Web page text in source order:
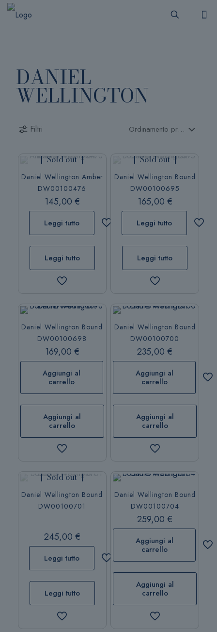
DANIEL
WELLINGTON
Filtri
Sold out
Daniel Wellington Amber
DW00100476
145,00 €
Leggi tutto
Leggi tutto
Sold out
Daniel Wellington Bound
DW00100695
165,00 €
Leggi tutto
Leggi tutto
Daniel Wellington Bound
DW00100698
169,00 €
Aggiungi al
carrello
Aggiungi al
carrello
Daniel Wellington Bound
DW00100700
235,00 €
Aggiungi al
carrello
Aggiungi al
carrello
Sold out
Daniel Wellington Bound
DW00100701
245,00 €
Leggi tutto
Leggi tutto
Daniel Wellington Bound
DW00100704
259,00 €
Aggiungi al
carrello
Aggiungi al
carrello